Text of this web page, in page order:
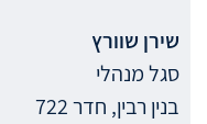
שירן שוורץ
סגל מנהלי
בנין רבין, חדר 722